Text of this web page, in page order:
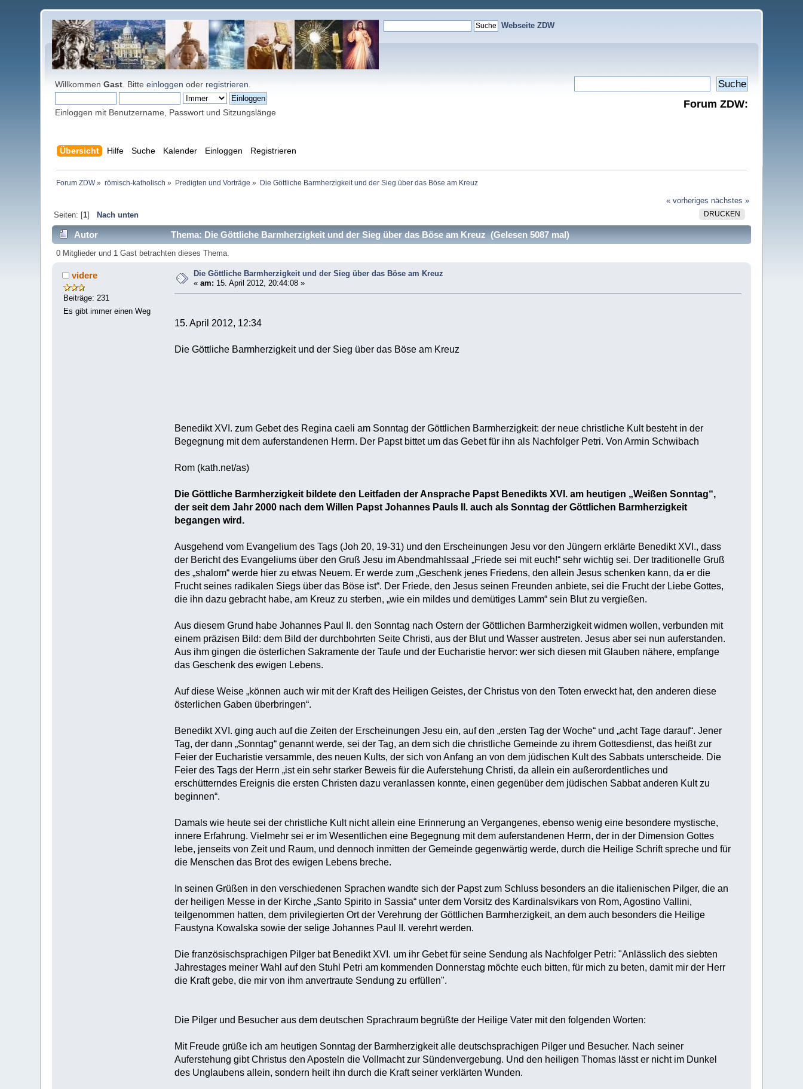
Webseite ZDW
WillkommenGast . Bitteeinloggen oder registrieren
Einloggen mit Benutzername, Passwort und Sitzungslänge
Forum ZDW:
Übersicht Hilfe Suche Kalender Einloggen Registrieren
Forum ZDW» römisch-katholisch » Predigten und Vorträge » Die Göttliche Barmherzigkeit und der Sieg über das Böse am Kreuz
« vorheriges nächstes »
DRUCKEN
Seiten: [1] Nach unten
Autor Thema: Die Göttliche Barmherzigkeit und der Sieg über das Böse am Kreuz (Gelesen 5087 mal)
0 Mitglieder und 1 Gast betrachten dieses Thema.
videre
Beiträge: 231
Es gibt immer einen Weg
Die Göttliche Barmherzigkeit und der Sieg über das Böse am Kreuz
«am: 15. April 2012, 20:44:08 »
15. April 2012, 12:34
Die Göttliche Barmherzigkeit und der Sieg über das Böse am Kreuz
Benedikt XVI. zum Gebet des Regina caeli am Sonntag der Göttlichen Barmherzigkeit: der neue christliche Kult besteht in der
Begegnung mit dem auferstandenen Herrn. Der Papst bittet um das Gebet für ihn als Nachfolger Petri. Von Armin Schwibach
Rom (kath.net/as)
Die Göttliche Barmherzigkeit bildete den Leitfaden der Ansprache Papst Benedikts XVI. am heutigen „Weißen Sonntag“,
der seit dem Jahr 2000 nach dem Willen Papst Johannes Pauls II. auch als Sonntag der Göttlichen Barmherzigkeit
begangen wird.
Ausgehend vom Evangelium des Tags (Joh 20, 19-31) und den Erscheinungen Jesu vor den Jüngern erklärte Benedikt XVI., dass
der Bericht des Evangeliums über den Gruß Jesu im Abendmahlssaal „Friede sei mit euch!“ sehr wichtig sei. Der traditionelle Gruß
des „shalom“ werde hier zu etwas Neuem. Er werde zum „Geschenk jenes Friedens, den allein Jesus schenken kann, da er die
Frucht seines radikalen Siegs über das Böse ist“. Der Friede, den Jesus seinen Freunden anbiete, sei die Frucht der Liebe Gottes,
die ihn dazu gebracht habe, am Kreuz zu sterben, „wie ein mildes und demütiges Lamm“ sein Blut zu vergießen.
Aus diesem Grund habe Johannes Paul II. den Sonntag nach Ostern der Göttlichen Barmherzigkeit widmen wollen, verbunden mit
einem präzisen Bild: dem Bild der durchbohrten Seite Christi, aus der Blut und Wasser austreten. Jesus aber sei nun auferstanden.
Aus ihm gingen die österlichen Sakramente der Taufe und der Eucharistie hervor: wer sich diesen mit Glauben nähere, empfange
das Geschenk des ewigen Lebens.
Auf diese Weise „können auch wir mit der Kraft des Heiligen Geistes, der Christus von den Toten erweckt hat, den anderen diese
österlichen Gaben überbringen“.
Benedikt XVI. ging auch auf die Zeiten der Erscheinungen Jesu ein, auf den „ersten Tag der Woche“ und „acht Tage darauf“. Jener
Tag, der dann „Sonntag“ genannt werde, sei der Tag, an dem sich die christliche Gemeinde zu ihrem Gottesdienst, das heißt zur
Feier der Eucharistie versammle, des neuen Kults, der sich von Anfang an von dem jüdischen Kult des Sabbats unterscheide. Die
Feier des Tags der Herrn „ist ein sehr starker Beweis für die Auferstehung Christi, da allein ein außerordentliches und
erschütterndes Ereignis die ersten Christen dazu veranlassen konnte, einen gegenüber dem jüdischen Sabbat anderen Kult zu
beginnen“.
Damals wie heute sei der christliche Kult nicht allein eine Erinnerung an Vergangenes, ebenso wenig eine besondere mystische,
innere Erfahrung. Vielmehr sei er im Wesentlichen eine Begegnung mit dem auferstandenen Herrn, der in der Dimension Gottes
lebe, jenseits von Zeit und Raum, und dennoch inmitten der Gemeinde gegenwärtig werde, durch die Heilige Schrift spreche und für
die Menschen das Brot des ewigen Lebens breche.
In seinen Grüßen in den verschiedenen Sprachen wandte sich der Papst zum Schluss besonders an die italienischen Pilger, die an
der heiligen Messe in der Kirche „Santo Spirito in Sassia“ unter dem Vorsitz des Kardinalsvikars von Rom, Agostino Vallini,
teilgenommen hatten, dem privilegierten Ort der Verehrung der Göttlichen Barmherzigkeit, an dem auch besonders die Heilige
Faustyna Kowalska sowie der selige Johannes Paul II. verehrt werden.
Die französischsprachigen Pilger bat Benedikt XVI. um ihr Gebet für seine Sendung als Nachfolger Petri: "Anlässlich des siebten
Jahrestages meiner Wahl auf den Stuhl Petri am kommenden Donnerstag möchte euch bitten, für mich zu beten, damit mir der Herr
die Kraft gebe, die mir von ihm anvertraute Sendung zu erfüllen".
Die Pilger und Besucher aus dem deutschen Sprachraum begrüßte der Heilige Vater mit den folgenden Worten:
Mit Freude grüße ich am heutigen Sonntag der Barmherzigkeit alle deutschsprachigen Pilger und Besucher. Nach seiner
Auferstehung gibt Christus den Aposteln die Vollmacht zur Sündenvergebung. Und den heiligen Thomas lässt er nicht im Dunkel
des Unglaubens allein, sondern heilt ihn durch die Kraft seiner verklärten Wunden.